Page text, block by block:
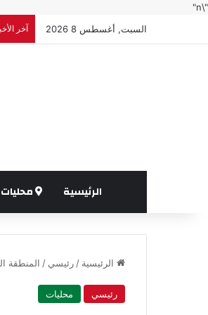
"\n"
السبت, أغسطس 8 2026
آخر
الرئيسية محليات
الرئيسية / رئيسي / المنطقة
رئيسي محليات